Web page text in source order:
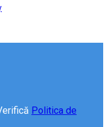
Politica de